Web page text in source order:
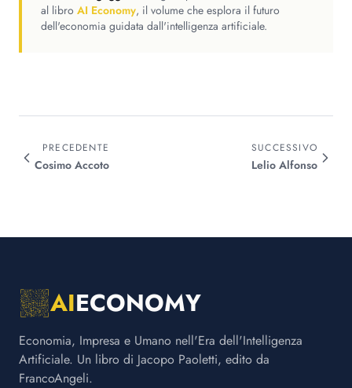
al libro AI Economy, il volume che esplora il futuro
dell'economia guidata dall'intelligenza artificiale.
PRECEDENTE
Cosimo Accoto
SUCCESSIVO
Lelio Alfonso
AIECONOMY
Economia, Impresa e Umano nell'Era dell'Intelligenza
Artificiale. Un libro di Jacopo Paoletti, edito da
FrancoAngeli.